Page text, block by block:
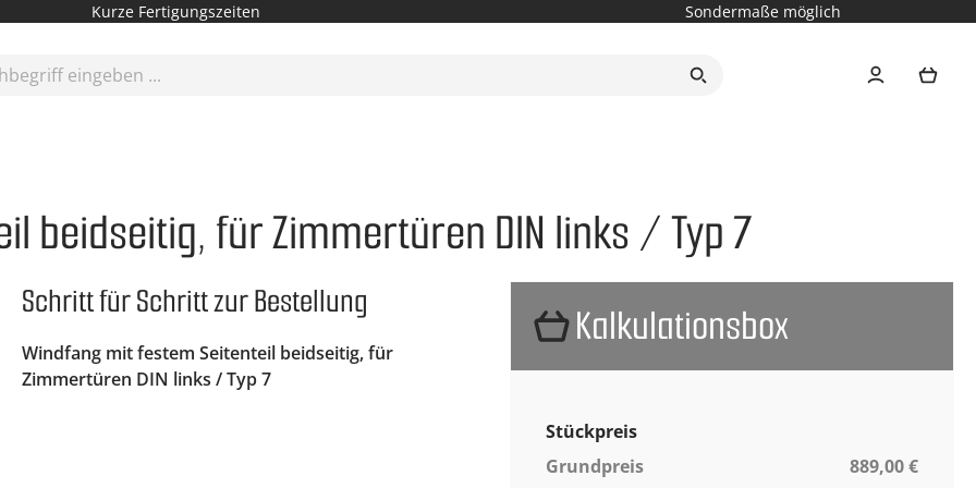
Kurze Fertigungszeiten Sondermaße möglich
beidseitig, für Zimmertüren DIN links / Typ 7
Schritt für Schritt zur Bestellung
Windfang mit festem Seitenteil beidseitig, für
Zimmertüren DIN links / Typ 7
Kalkulationsbox
Stückpreis
Grundpreis
889,00 €